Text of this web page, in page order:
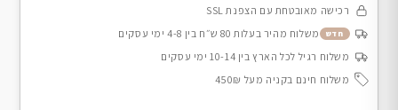
רכישה מאובטחת עם הצפנת SSL
חדש
משלוח מהיר בעלות 80 ש״ח בין 4-8 ימי עסקים
משלוח רגיל לכל הארץ בין 10-14 ימי עסקים
משלוח חינם בקניה מעל 450₪